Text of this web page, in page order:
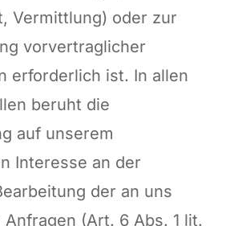
Vermittlung) oder zur
vorvertraglicher
erforderlich ist. In allen
beruht die
auf unserem
Interesse an der
der an uns
(Art. 6 Abs. 1 lit.